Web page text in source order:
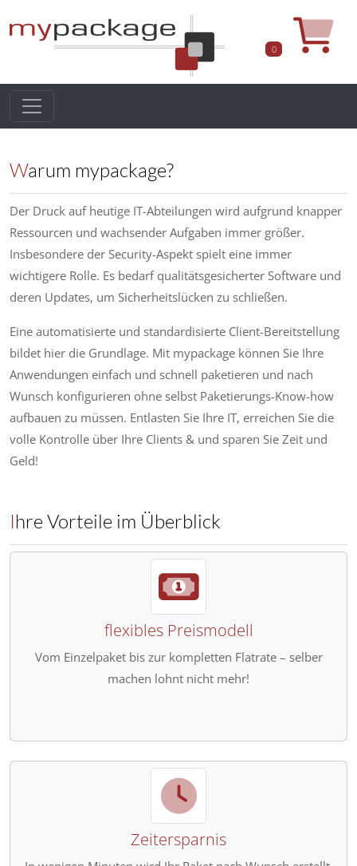
0
Warum mypackage?
Der Druck auf heutige IT-Abteilungen wird aufgrund knapper
Ressourcen und wachsender Aufgaben immer größer.
Insbesondere der Security-Aspekt spielt eine immer
wichtigere Rolle. Es bedarf qualitätsgesicherter Software und
deren Updates, um Sicherheitslücken zu schließen.
Eine automatisierte und standardisierte Client-Bereitstellung
bildet hier die Grundlage. Mit mypackage können Sie Ihre
Anwendungen einfach und schnell paketieren und nach
Wunsch konfigurieren ohne selbst Paketierungs-Know-how
aufbauen zu müssen. Entlasten Sie Ihre IT, erreichen Sie die
volle Kontrolle über Ihre Clients & und sparen Sie Zeit und
Geld!
Ihre Vorteile im Überblick
flexibles Preismodell
Vom Einzelpaket bis zur kompletten Flatrate – selber
machen lohnt nicht mehr!
Zeitersparnis